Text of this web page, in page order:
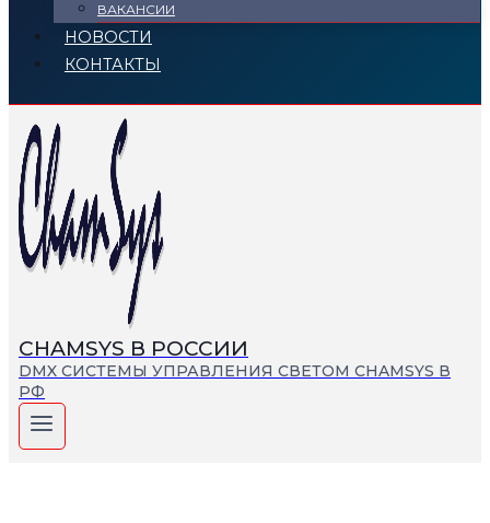
ВАКАНСИИ
НОВОСТИ
КОНТАКТЫ
СHAMSYS В РОССИИ
DMX СИСТЕМЫ УПРАВЛЕНИЯ СВЕТОМ CHAMSYS В
РФ